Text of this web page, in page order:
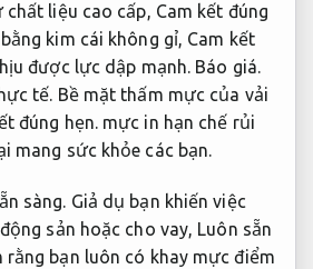
liệu cao cấp, Cam kết đúng
kim cái không gỉ, Cam kết
được lực dập mạnh. Báo giá.
tế. Bề mặt thấm mực của vải
đúng hẹn.mực in hạn chế rủi
mang sức khỏe các bạn.
sàng. Giả dụ bạn khiến việc
sản hoặc cho vay, Luôn sẵn
rằng bạn luôn có khay mực điểm